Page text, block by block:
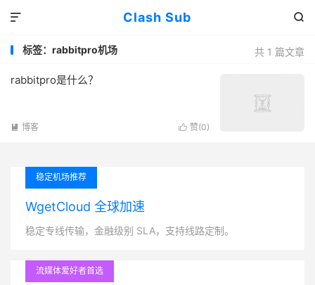
Clash Sub 

共 1 篇文章
标签：rabbitpro机场
rabbitpro是什么？
 赞(0)
 博客
稳定机场推荐
WgetCloud 全球加速
稳定专线传输，金融级别 SLA，支持线路定制。
流媒体爱好者首选